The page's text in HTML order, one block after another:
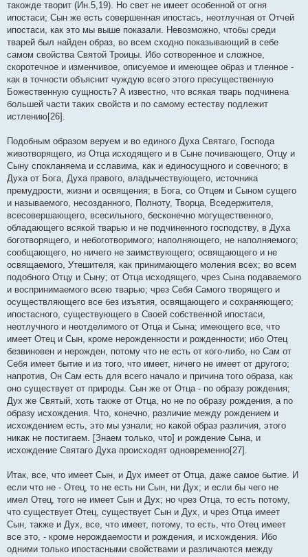
такожде творит (Ин.5,19). Но свет не имеет особенной от огня
ипостаси; Сын же есть совершенная ипостась, неотлучная от Отчей
ипостаси, как это мы выше показали. Невозможно, чтобы среди
тварей был найден образ, во всем сходно показывающий в себе
самом свойства Святой Троицы. Ибо сотворенное и сложное,
скоротечное и изменчивое, описуемое и имеющее образ и тленное -
как в точности объяснит чуждую всего этого пресущественную
Божественную сущность? А известно, что всякая тварь подчинена
большей части таких свойств и по самому естеству подлежит
истлению[26].
Подобным образом веруем и во единого Духа Святаго, Господа
животворящего, из Отца исходящего и в Сыне почивающего, Отцу и
Сыну спокланяема и сславима, как и единосущного и совечного; в
Духа от Бога, Духа правого, владычествующего, источника
премудрости, жизни и освящения; в Бога, со Отцем и Сыном сущего
и называемого, несозданного, Полноту, Творца, Вседержителя,
всесовершающего, всесильного, бесконечно могущественного,
обладающего всякой тварью и не подчиненного господству, в Духа
боготворящего, и небоготворимого; наполняющего, не наполняемого;
сообщающего, но ничего не заимствующего; освящающего и не
освящаемого, Утешителя, как принимающего моления всех; во всем
подобного Отцу и Сыну; от Отца исходящего, чрез Сына подаваемого
и воспринимаемого всею тварью; чрез Себя Самого творящего и
осуществляющего все без изъятия, освящающего и сохраняющего;
ипостасного, существующего в Своей собственной ипостаси,
неотлучного и неотделимого от Отца и Сына; имеющего все, что
имеет Отец и Сын, кроме нерожденности и рожденности; ибо Отец
безвиновен и нерожден, потому что не есть от кого-либо, но Сам от
Себя имеет бытие и из того, что имеет, ничего не имеет от другого;
напротив, Он Сам есть для всего начало и причина того образа, как
оно существует от природы. Сын же от Отца - по образу рождения;
Дух же Святый, хоть также от Отца, но не по образу рождения, а по
образу исхождения. Что, конечно, различие между рождением и
исхождением есть, это мы узнали; но какой образ различия, этого
никак не постигаем. [Знаем только, что] и рождение Сына, и
исхождение Святаго Духа происходят одновременно[27].
Итак, все, что имеет Сын, и Дух имеет от Отца, даже самое бытие. И
если что не - Отец, то не есть ни Сын, ни Дух; и если бы чего не
имел Отец, того не имеет Сын и Дух; но чрез Отца, то есть потому,
что существует Отец, существует Сын и Дух, и чрез Отца имеет
Сын, также и Дух, все, что имеет, потому, то есть, что Отец имеет
все это, - кроме нерождаемости и рождения, и исхождения. Ибо
одними только ипостасными свойствами и различаются между